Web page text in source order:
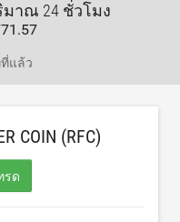
มาณ 24 ชั่วโมง
แล้ว
COIN (RFC)
รด